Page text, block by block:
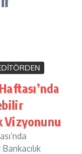
Vizyonunu